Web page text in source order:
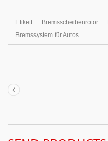
Etikett Bremsscheibenrotor
Bremssystem für Autos